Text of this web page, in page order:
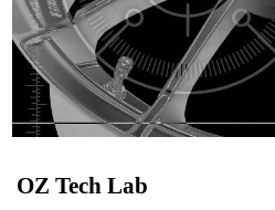
OZ Tech Lab